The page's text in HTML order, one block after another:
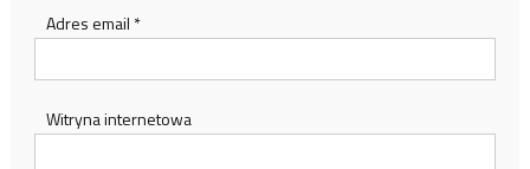
Adres email *
Witryna internetowa